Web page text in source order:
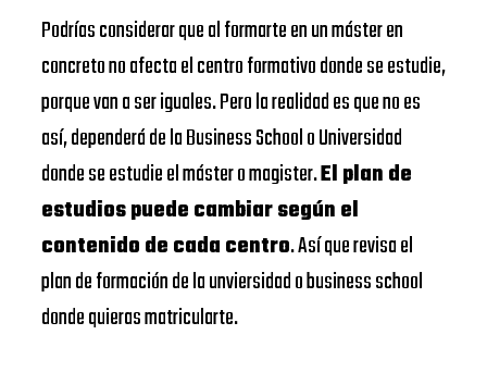
Podrías considerar que al formarte en un máster en
concreto no afecta el centro formativo donde se estudie,
porque van a ser iguales. Pero la realidad es que no es
así, dependerá de la Business School o Universidad
donde se estudie el máster o magister.El plan de
estudios puede cambiar según el
contenido de cada centro. Así que revisa el
plan de formación de la unviersidad o business school
donde quieras matricularte.